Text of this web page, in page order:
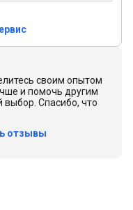
своим опытом
и помочь другим
выбор. Спасибо, что
отзывы